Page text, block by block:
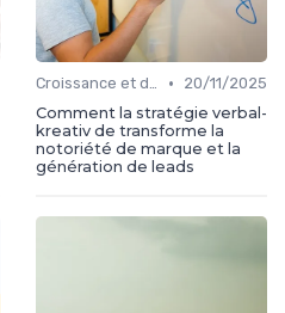
Croissance et développement •
20/11/2025
Comment la stratégie verbal-
kreativ de transforme la
notoriété de marque et la
génération de leads